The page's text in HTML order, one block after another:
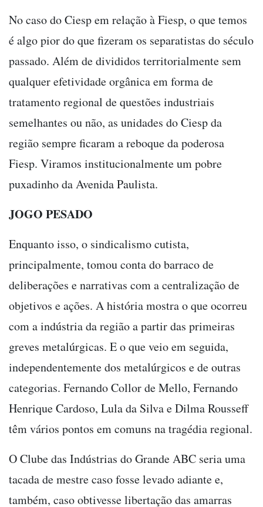
No caso do Ciesp em relação à Fiesp, o que temos
é algo pior do que fizeram os separatistas do século
passado. Além de divididos territorialmente sem
qualquer efetividade orgânica em forma de
tratamento regional de questões industriais
semelhantes ou não, as unidades do Ciesp da
região sempre ficaram a reboque da poderosa
Fiesp. Viramos institucionalmente um pobre
puxadinho da Avenida Paulista.
JOGO PESADO
Enquanto isso, o sindicalismo cutista,
principalmente, tomou conta do barraco de
deliberações e narrativas com a centralização de
objetivos e ações. A história mostra o que ocorreu
com a indústria da região a partir das primeiras
greves metalúrgicas. E o que veio em seguida,
independentemente dos metalúrgicos e de outras
categorias. Fernando Collor de Mello, Fernando
Henrique Cardoso, Lula da Silva e Dilma Rousseff
têm vários pontos em comuns na tragédia regional.
O Clube das Indústrias do Grande ABC seria uma
tacada de mestre caso fosse levado adiante e,
também, caso obtivesse libertação das amarras